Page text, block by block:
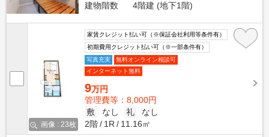
建物階数
4階建 (地下1階)
画像 : 23枚
家賃クレジット払い可（※保証会社利用等条件有）
初期費用クレジット払い可（※一部条件有）
写真充実
無料オンライン相談可
インターネット無料
9万円
管理費等：8,000円
敷
なし 礼
なし
2階
1R 11.16㎡